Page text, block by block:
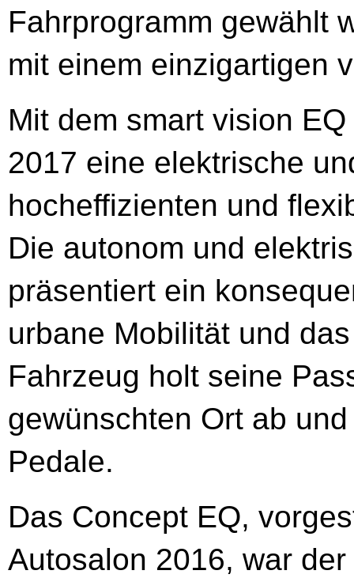
Fahrprogramm gewählt
mit einem einzigartigen
Mit dem smart vision
2017 eine elektrische
hocheffizienten und
Die autonom und
präsentiert ein
urbane Mobilität und
Fahrzeug holt seine
gewünschten Ort ab
Pedale.
Das Concept EQ,
Autosalon 2016, war